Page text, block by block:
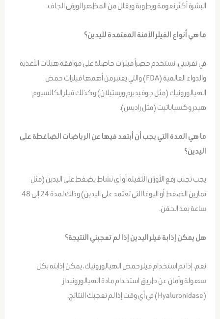
البشرة أكثر نعومة ورطوبة ويقلل من المظهر الورقي الجاف.
ما هي أنواع الفيلر الآمنة المعتمدة لليدين؟
في نفرتيتي، نستخدم حصراً فيلرات حاصلة على موافقة هيئات الأغذية
والدواء العالمية (FDA) والتي يعتبر من أهمها فيلرات حمض
الهيالورونيك (مثل جوفيديرم ورستيلان) وكذلك فيلر الكالسيوم
هيدروكسياباتيت (مثل راديس).
ما هي المدة التي يجب أن أبتعد فيها عن الرياضات الضاغطة على
اليدين؟
يجب تجنب رفع الأوزان الثقيلة أو أي نشاط يضغط على اليدين (مثل
تمارين الضغط أو اليوغا التي تعتمد على اليدين) وذلك لمدة 24 إلى 48
ساعة بعد الحقن.
هل يمكن إذابة فيلر اليدين إذا لم تعجبني النتيجة؟
نعم، إذا تم استخدام فيلر حمض الهيالورونيك، يمكن إذابته بكل
سهولة وأمان عن طريق استخدام مادة الهيالورونيداز
(Hyaluronidase) في أي وقت إذا لم تعجبك النتائج.